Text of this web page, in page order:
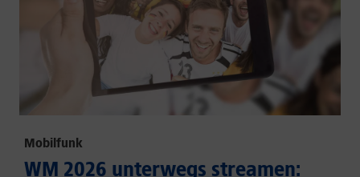
Mobilfunk
WM 2026 unterwegs streamen: